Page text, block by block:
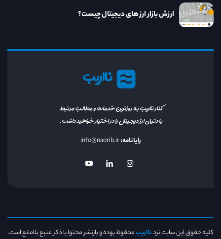
نااریب
کنار نااریب به روزترین خدمات و مطالب مرتبط
با دنیای ارز دیجیتال را در اختیار خواهید داشت.
رایانامه:info@naorib.ir
ارزش بازار ارز های دیجیتال چیست؟
کلیه حقوق این سایت نزدنااریبمحفوظ بوده و بازنشر محتوا با ذکر منبع بلامانع است.